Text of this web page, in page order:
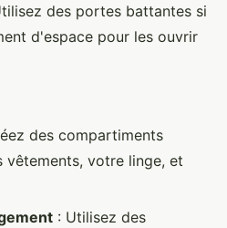
des portes battantes si
d'espace pour les ouvrir
des compartiments
vêtements, votre linge, et
: Utilisez des